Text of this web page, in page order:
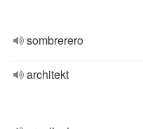
sombrerero
architekt